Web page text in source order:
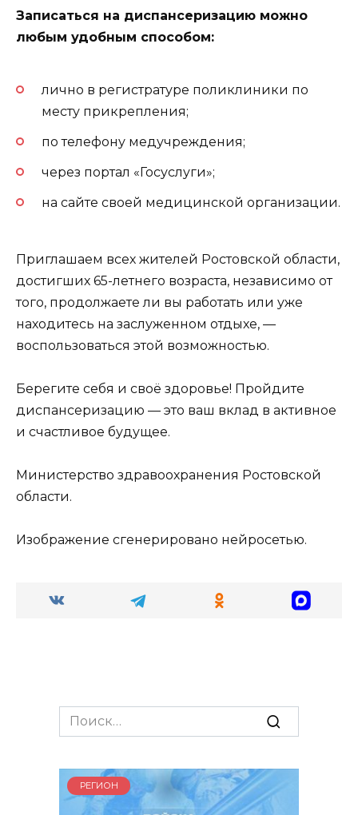
Записаться на диспансеризацию можно
любым удобным способом:
лично в регистратуре поликлиники по
месту прикрепления;
по телефону медучреждения;
через портал «Госуслуги»;
на сайте своей медицинской организации.
Приглашаем всех жителей Ростовской области,
достигших 65-летнего возраста, независимо от
того, продолжаете ли вы работать или уже
находитесь на заслуженном отдыхе, —
воспользоваться этой возможностью.
Берегите себя и своё здоровье! Пройдите
диспансеризацию — это ваш вклад в активное
и счастливое будущее.
Министерство здравоохранения Ростовской
области.
Изображение сгенерировано нейросетью.
Search
for:
РЕГИОН